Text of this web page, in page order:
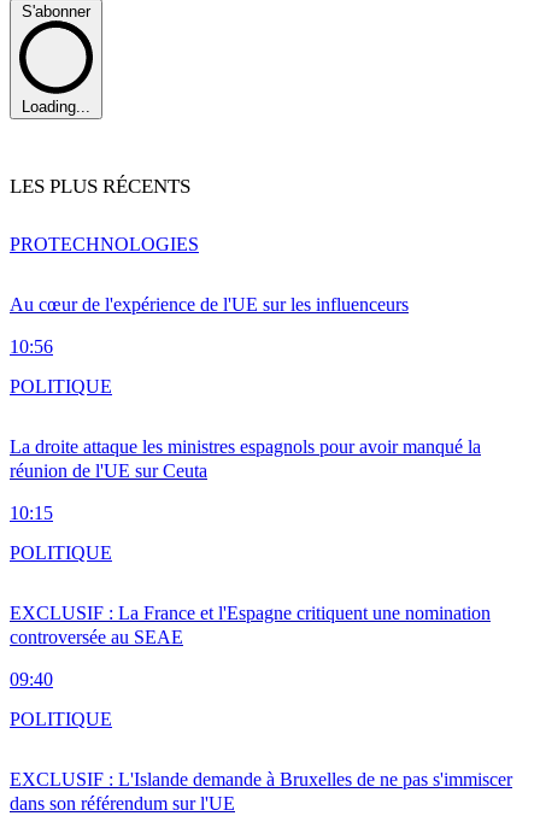
S'abonner
Loading...
LES PLUS RÉCENTS
Au cœur de l'expérience de l'UE sur les influenceurs
10:56
PROTECHNOLOGIES
La droite attaque les ministres espagnols pour avoir manqué la
réunion de l'UE sur Ceuta
10:15
POLITIQUE
EXCLUSIF : La France et l'Espagne critiquent une nomination
controversée au SEAE
09:40
POLITIQUE
EXCLUSIF : L'Islande demande à Bruxelles de ne pas s'immiscer
dans son référendum sur l'UE
POLITIQUE